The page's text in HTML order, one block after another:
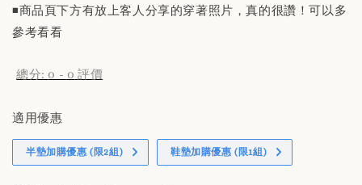
◾️商品頁下方有放上客人分享的穿著照片，真的很讚！可以多
參考看看
總分: 0 - 0 評價
適用優惠
半墊加購優惠 (限2組) 鞋墊加購優惠 (限1組)